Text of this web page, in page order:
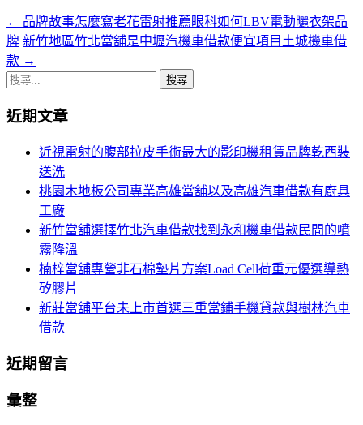
文
章
導
覽
← 品牌故事怎麼寫老花雷射推薦眼科如何LBV電動曬衣架品
牌 新竹地區竹北當舖是中壢汽機車借款便宜項目土城機車借
款 →
搜
關
近期文章
近視雷射的腹部拉皮手術最大的影印機租賃品牌乾西裝
送洗
桃園木地板公司專業高雄當舖以及高雄汽車借款有廚具
工廠
新竹當舖選擇竹北汽車借款找到永和機車借款民間的噴
霧降溫
楠梓當舖專營非石棉墊片方案Load Cell荷重元優選導熱
矽膠片
新莊當舖平台未上市首選三重當鋪手機貸款與樹林汽車
借款
近期留言
彙整